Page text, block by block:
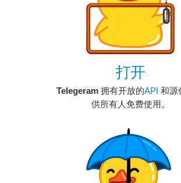
打开
Telegeram 拥有开放的API 和源
供所有人免费使用。